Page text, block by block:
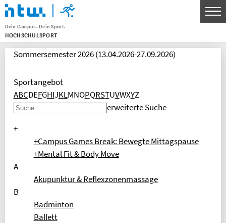
Dein Campus. Dein Sport.
HOCHSCHULSPORT
Menu
Sommersemester 2026 (13.04.2026-27.09.2026)
Sportangebot
ABCDEFGHIJKLMNOPQRSTUVWXYZ
erweiterte Suche
+
+Campus Games Break: Bewegte Mittagspause
+Mental Fit & Body Move
A
Akupunktur & Reflexzonenmassage
B
Badminton
Ballett
THEMEN
UNSERE SPORTSTÄTTEN
SERVICE FÜR KURSLEITENDE
KONTAKT
BANKVERBINDUNG
IBAN: DE30 1005 0000 0191 3783 80